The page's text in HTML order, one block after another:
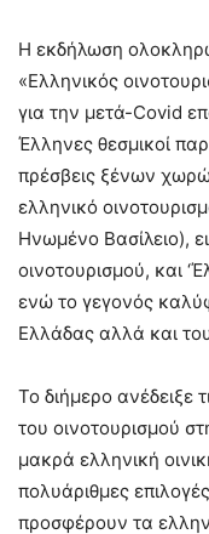
Η εκδήλωση
«Ελληνικός
για την μετά-Covid
Έλληνες θεσμικοί
πρέσβεις ξένων
ελληνικό
Ηνωμένο Βασίλειο),
οινοτουρισμού, και
ενώ το γεγονός
Ελλάδας αλλά και
Το διήμερο ανέδειξε
του οινοτουρισμού
μακρά ελληνική
πολυάριθμες
προσφέρουν τα